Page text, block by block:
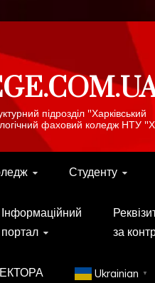
підрозділ "Харківський
фаховий коледж НТУ
Студенту
Інформаційний
портал
за
Ukrainian ▼